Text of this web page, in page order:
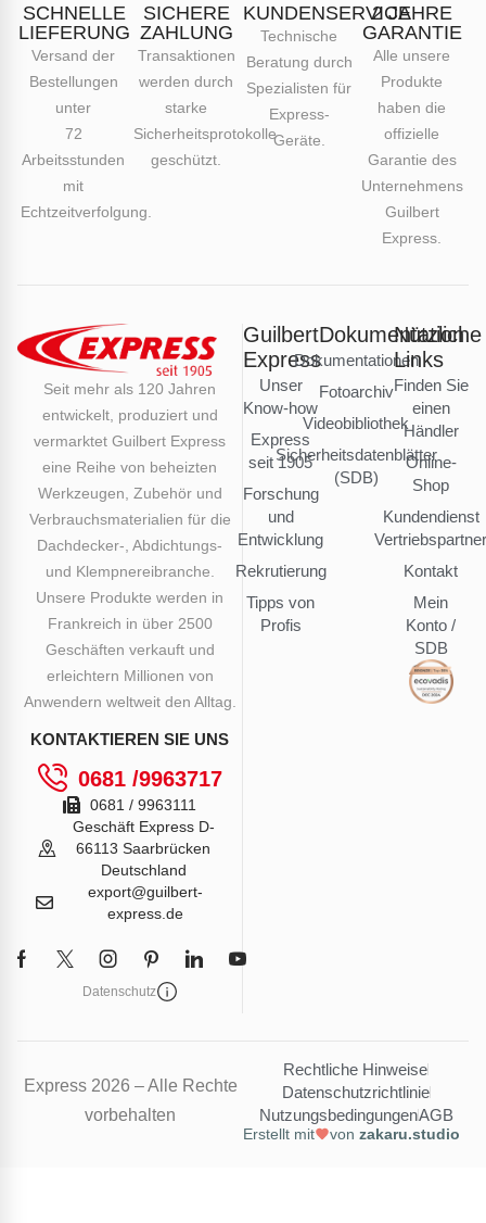
SCHNELLE
LIEFERUNG
Versand der
Bestellungen
unter
72
Arbeitsstunden
mit
Echtzeitverfolgung.
SICHERE
ZAHLUNG
Transaktionen
werden durch
starke
Sicherheitsprotokolle
geschützt.
KUNDENSERVICE
Technische
Beratung durch
Spezialisten für
Express-
Geräte.
2 JAHRE
GARANTIE
Alle unsere
Produkte
haben die
offizielle
Garantie des
Unternehmens
Guilbert
Express.
Seit mehr als 120 Jahren
entwickelt, produziert und
vermarktet Guilbert Express
eine Reihe von beheizten
Werkzeugen, Zubehör und
Verbrauchsmaterialien für die
Dachdecker-, Abdichtungs-
und Klempnereibranche.
Unsere Produkte werden in
Frankreich in über 2500
Geschäften verkauft und
erleichtern Millionen von
Anwendern weltweit den Alltag.
KONTAKTIEREN SIE UNS
0681 /9963717
0681 / 9963111
Geschäft Express D-
66113 Saarbrücken
Deutschland
export@guilbert-
express.de
Datenschutz
Guilbert
Express
Unser
Know-how
Express
seit 1905
Forschung
und
Entwicklung
Rekrutierung
Tipps von
Profis
Dokumentation
Dokumentationen
Fotoarchiv
Videobibliothek
Sicherheitsdatenblätter
(SDB)
Nützliche
Links
Finden Sie
einen
Händler
Online-
Shop
Kundendienst
Kontakt
Mein
Konto /
SDB
Express 2026 – Alle Rechte
vorbehalten
Rechtliche Hinweise
Datenschutzrichtlinie
NutzungsbedingungenAGB
Erstellt mit von zakaru.studio